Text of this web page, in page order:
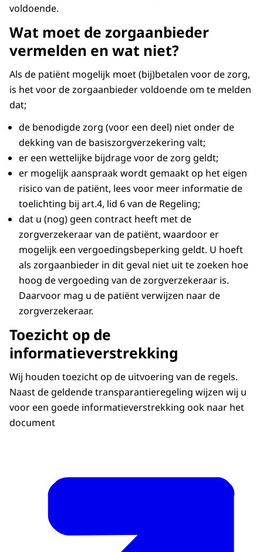
voldoende.
Wat moet de zorgaanbieder
vermelden en wat niet?
Als de patiënt mogelijk moet (bij)betalen voor de zorg,
is het voor de zorgaanbieder voldoende om te melden
dat;
de benodigde zorg (voor een deel) niet onder de
dekking van de basiszorgverzekering valt;
er een wettelijke bijdrage voor de zorg geldt;
er mogelijk aanspraak wordt gemaakt op het eigen
risico van de patiënt, lees voor meer informatie de
toelichting bij art.4, lid 6 van de Regeling;
dat u (nog) geen contract heeft met de
zorgverzekeraar van de patiënt, waardoor er
mogelijk een vergoedingsbeperking geldt. U hoeft
als zorgaanbieder in dit geval niet uit te zoeken hoe
hoog de vergoeding van de zorgverzekeraar is.
Daarvoor mag u de patiënt verwijzen naar de
zorgverzekeraar.
Toezicht op de
informatieverstrekking
Wij houden toezicht op de uitvoering van de regels.
Naast de geldende transparantieregeling wijzen wij u
voor een goede informatieverstrekking ook naar het
document